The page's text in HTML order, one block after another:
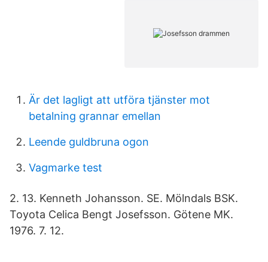
Är det lagligt att utföra tjänster mot
betalning grannar emellan
Leende guldbruna ogon
Vagmarke test
2. 13. Kenneth Johansson. SE. Mölndals BSK.
Toyota Celica Bengt Josefsson. Götene MK.
1976. 7. 12.